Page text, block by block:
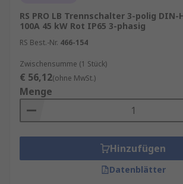
RS PRO LB Trennschalter 3-polig
100A 45 kW Rot IP65 3-phasig
RS Best.-Nr. 466-154
Zwischensumme (1 Stück)
€ 56,12(ohne MwSt.)
Menge
Hinzufügen
Datenblätter